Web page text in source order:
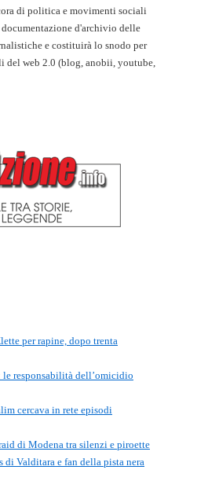
di politica e movimenti sociali
d'archivio delle
e costituirà lo snodo per
del web 2.0 (blog, anobii, youtube,
per rapine, dopo trenta
le responsabilità dell’omicidio
cercava in rete episodi
di Modena tra silenzi e piroette
di Valditara e fan della pista nera